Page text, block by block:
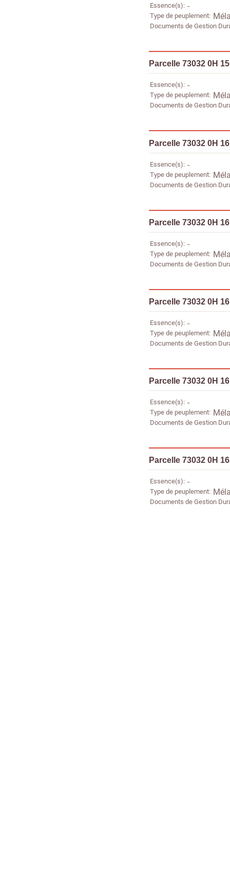
Essence(s) -
Type de peuplement
Documents de Gestion
Parcelle 73032 0H
Essence(s) -
Type de peuplement
Documents de Gestion
Parcelle 73032 0H
Essence(s) -
Type de peuplement
Documents de Gestion
Parcelle 73032 0H
Essence(s) -
Type de peuplement
Documents de Gestion
Parcelle 73032 0H
Essence(s) -
Type de peuplement
Documents de Gestion
Parcelle 73032 0H
Essence(s) -
Type de peuplement
Documents de Gestion
Parcelle 73032 0H
Essence(s) -
Type de peuplement
Documents de Gestion